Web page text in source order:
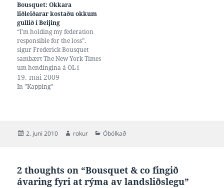
Bousquet: Okkara
liðleiðarar kostaðu okkum
gullið í Beijing
“I’m holding my federation
responsible for the loss”,
sigur Frederick Bousquet
sambært The New York Times
um hendingina á OL í
Beijing, har USA vann gull í
4x100 frí, hóast
stafettsamanseting, sum gekk
ímóti teirri…
19. mai 2009
In "Kapping"
Posted
2. juni 2010 Author
rokur Categories
Óbólkað
2 thoughts on “Bousquet & co fingið
ávaring fyri at rýma av landsliðslegu”